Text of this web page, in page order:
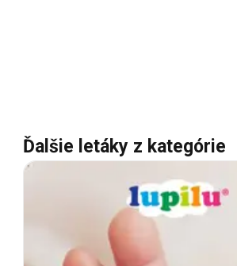
Ďalšie letáky z kategórie